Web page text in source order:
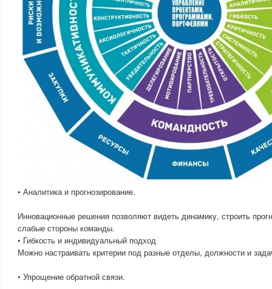
• Аналитика и прогнозирование.
Инновационные решения позволяют видеть динамику, строить
слабые стороны команды.
• Гибкость и индивидуальный подход
Можно настраивать критерии под разные отделы, должности и
• Упрощение обратной связи.